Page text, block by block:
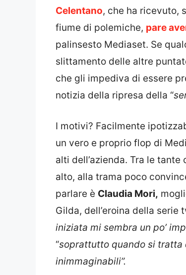
Celentano, che ha ricevuto,
fiume di polemiche, pare
palinsesto Mediaset. Se
slittamento delle altre
che gli impediva di essere
notizia della ripresa della “
I motivi? Facilmente
un vero e proprio flop di
alti dell’azienda. Tra le
alto, alla trama poco
parlare è Claudia Mori,
Gilda, dell’eroina della serie
iniziata mi sembra un po’
“soprattutto quando si tratta
inimmaginabili”.